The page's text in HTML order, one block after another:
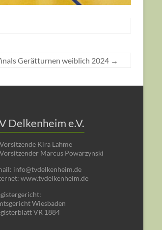
Gerätturnen weiblich 2024 →
Delkenheim e.V.
Kira Lahme
Marcus Powarzynski
info@tvdelkenheim.de
www.tvdelkenheim.de
Wiesbaden
VR 1884